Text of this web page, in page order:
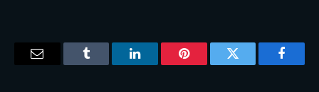
فيسبوك تويتر بينتيريستلينكدإن Tumblr
البريد